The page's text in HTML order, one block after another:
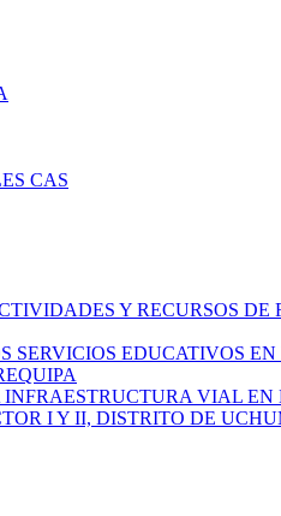
CAS
Y RECURSOS DE
SERVICIOS EDUCATIVOS
VIAL
I Y II, DISTRITO DE